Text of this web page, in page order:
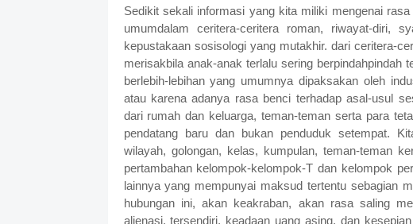
Sedikit sekali informasi yang kita miliki mengenai
umumdalam ceritera-ceritera roman, riwayat-diri,
kepustakaan sosisologi yang mutakhir. dari ceritera-
merisakbila anak-anak terlalu sering berpindahpindah
berlebih-lebihan yang umumnya dipaksakan oleh
atau karena adanya rasa benci terhadap asal-usul
dari rumah dan keluarga, teman-teman serta para
pendatang baru dan bukan penduduk setempat.
wilayah, golongan, kelas, kumpulan, teman-teman
pertambahan kelompok-kelompok-T dan kelompok
lainnya yang mempunyai maksud tertentu sebagian
hubungan ini, akan keakraban, akan rasa saling
alienasi, tersendiri, keadaan uang asing, dan